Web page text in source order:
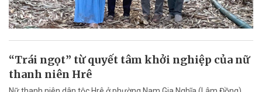
“Trái ngọt” từ quyết tâm khởi nghiệp của nữ
thanh niên Hrê